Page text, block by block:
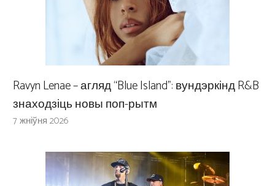
Ravyn Lenae – агляд “Blue Island”: вундэркінд R&B
знаходзіць новы поп-рытм
7 жніўня 2026